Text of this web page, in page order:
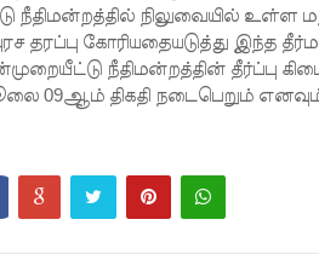
நீதிமன்றத்தில் நிலுவையில் உள்ள
அரச தரப்பு கோரியதையடுத்து இந்த
நீதிமன்றத்தின் தீர்ப்பு
09ஆம் திகதி நடைபெறும்